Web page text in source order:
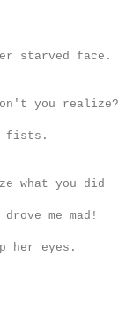
starved face.
you realize?
fists.
what you did
me mad!
her eyes.